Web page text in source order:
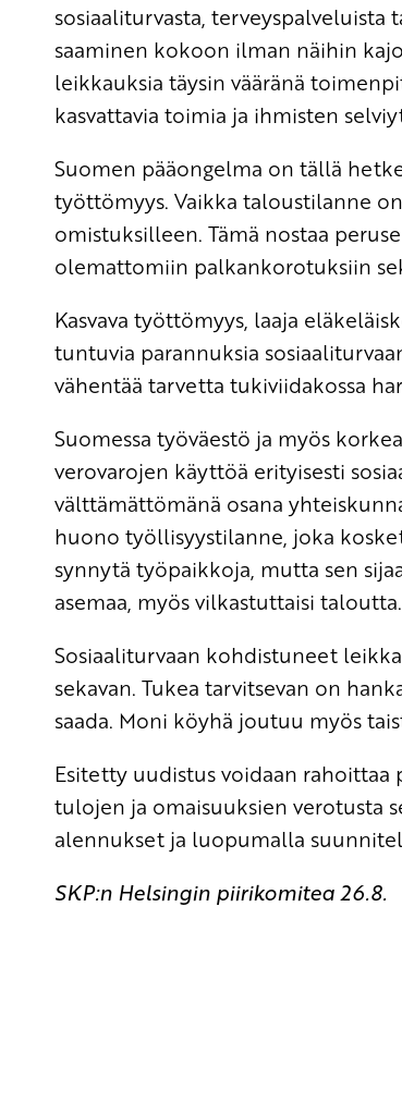
sosiaaliturvasta,
saaminen kokoon ilman näihin
leikkauksia täysin vääränä
kasvattavia toimia ja ihmisten
Suomen pääongelma on tällä
työttömyys. Vaikka taloustilanne
omistuksilleen. Tämä nostaa
olemattomiin palkankorotuksiin
Kasvava työttömyys, laaja
tuntuvia parannuksia
vähentää tarvetta tukiviidakossa
Suomessa työväestö ja myös
verovarojen käyttöä erityisesti
välttämättömänä osana
huono työllisyystilanne, joka
synnytä työpaikkoja, mutta sen
asemaa, myös vilkastuttaisi taloutta.
Sosiaaliturvaan kohdistuneet
sekavan. Tukea tarvitsevan on
saada. Moni köyhä joutuu myös
Esitetty uudistus voidaan
tulojen ja omaisuuksien verotusta
alennukset ja luopumalla
SKP:n Helsingin piirikomitea 26.8.